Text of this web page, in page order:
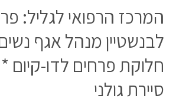
המרכז הרפואי לגליל:
לבנשטיין מנהל אגף
חלוקת פרחים לדו-קיום *
סיירת גולני